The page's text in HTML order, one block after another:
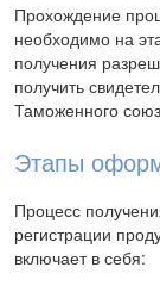
Прохождение
необходимо на
получения
получить
Таможенного
Этапы
Процесс
регистрации
включает в себя: